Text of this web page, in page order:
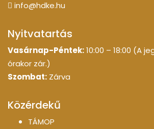
info@hdke.hu
Nyitvatartás
Vasárnap-Péntek:10:00 – 18:00 (A
órakor zár.)
Szombat: Zárva
Közérdekű
TÁMOP